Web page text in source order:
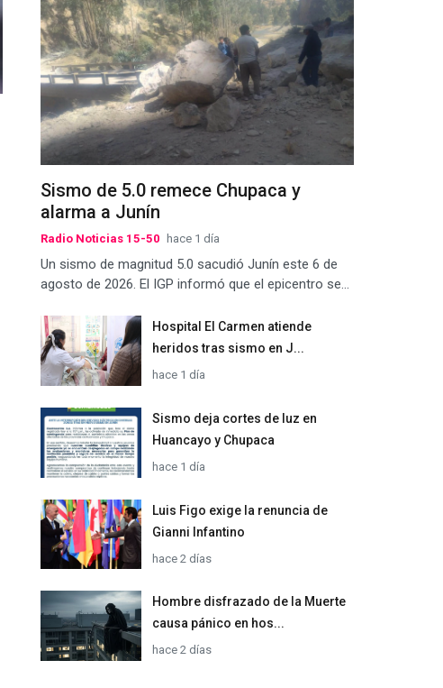
Sismo de 5.0 remece Chupaca y
alarma a Junín
Radio Noticias 15-50 hace 1 día
Un sismo de magnitud 5.0 sacudió Junín este 6 de
agosto de 2026. El IGP informó que el epicentro se...
Hospital El Carmen atiende
heridos tras sismo en J...
hace 1 día
Sismo deja cortes de luz en
Huancayo y Chupaca
hace 1 día
Luis Figo exige la renuncia de
Gianni Infantino
hace 2 días
Hombre disfrazado de la Muerte
causa pánico en hos...
hace 2 días